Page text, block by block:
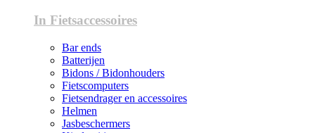
In Fietsaccessoires
Bar ends
Batterijen
Bidons / Bidonhouders
Fietscomputers
Fietsendrager en accessoires
Helmen
Jasbeschermers